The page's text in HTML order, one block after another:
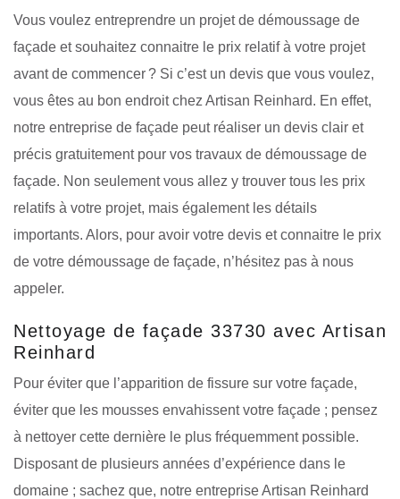
Vous voulez entreprendre un projet de démoussage de
façade et souhaitez connaitre le prix relatif à votre projet
avant de commencer ? Si c’est un devis que vous voulez,
vous êtes au bon endroit chez Artisan Reinhard. En effet,
notre entreprise de façade peut réaliser un devis clair et
précis gratuitement pour vos travaux de démoussage de
façade. Non seulement vous allez y trouver tous les prix
relatifs à votre projet, mais également les détails
importants. Alors, pour avoir votre devis et connaitre le prix
de votre démoussage de façade, n’hésitez pas à nous
appeler.
Nettoyage de façade 33730 avec Artisan
Reinhard
Pour éviter que l’apparition de fissure sur votre façade,
éviter que les mousses envahissent votre façade ; pensez
à nettoyer cette dernière le plus fréquemment possible.
Disposant de plusieurs années d’expérience dans le
domaine ; sachez que, notre entreprise Artisan Reinhard